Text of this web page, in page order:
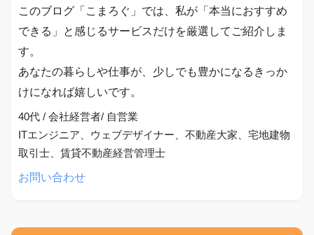
このブログ「こまろぐ」では、私が「本当におすすめ
できる」と感じるサービスだけを厳選してご紹介しま
す。
あなたの暮らしや仕事が、少しでも豊かになるきっか
けになれば嬉しいです。
40代 / 会社経営者/ 自営業
ITエンジニア、ウェブデザイナー、不動産大家、宅地建物
取引士、賃貸不動産経営管理士
お問い合わせ